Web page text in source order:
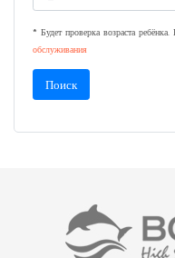
* Будет проверка возраста
обслуживания
Поиск